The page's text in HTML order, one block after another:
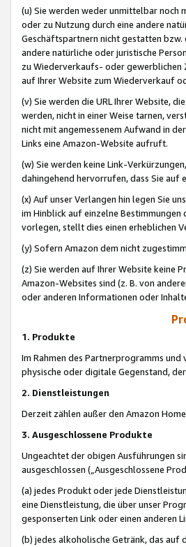
(u) Sie werden weder unmittelbar noch
oder zu Nutzung durch eine andere
Geschäftspartnern nicht gestatten
andere natürliche oder juristische
zu Wiederverkaufs- oder gewerblichen
auf Ihrer Website zum Wiederverkauf
(v) Sie werden die URL Ihrer Website,
werden, nicht in einer Weise tarnen,
nicht mit angemessenem Aufwand in
Links eine Amazon-Website aufruft.
(w) Sie werden keine Link-
dahingehend hervorrufen, dass Sie auf
(x) Auf unser Verlangen hin legen Sie
im Hinblick auf einzelne
vorlegen, stellt dies einen erheblichen
(y) Sofern Amazon dem nicht
(z) Sie werden auf Ihrer Website keine
Amazon-Websites sind (z. B. von
oder anderen Informationen oder
1. Produkte
Im Rahmen des Partnerprogramms
physische oder digitale Gegenstand,
2. Dienstleistungen
Derzeit zählen außer den Amazon
3. Ausgeschlossene Produkte
Ungeachtet der obigen Ausführungen
ausgeschlossen („Ausgeschlossene
(a) jedes Produkt oder jede
eine Dienstleistung, die über unser
gesponserten Link oder einen anderen
(b) jedes alkoholische Getränk, das auf